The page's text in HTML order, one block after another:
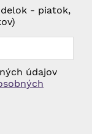
- piatok,
údajov